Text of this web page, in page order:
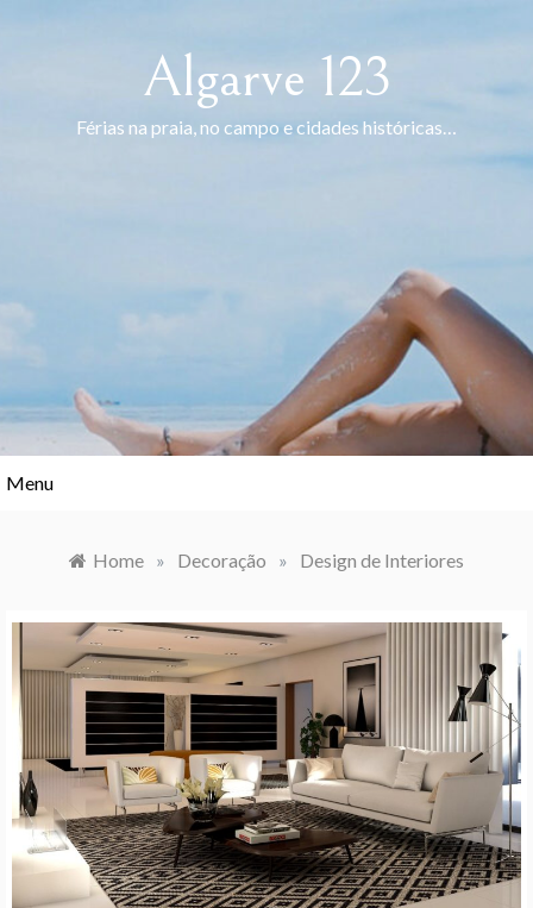
Algarve 123
Férias na praia, no campo e cidades históricas…
Menu
Home » Decoração » Design de Interiores